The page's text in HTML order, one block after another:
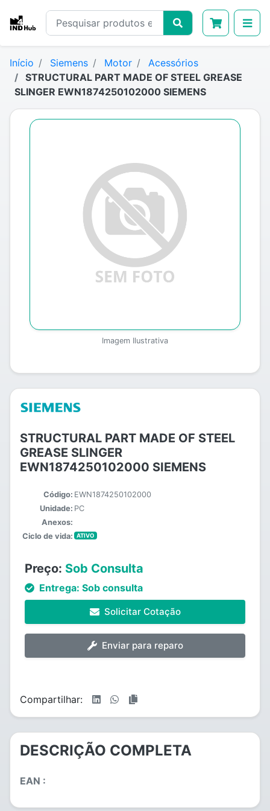
Início Siemens Motor
Acessórios
STRUCTURAL PART MADE OF STEEL GREASE
SLINGER EWN1874250102000 SIEMENS
Imagem Ilustrativa
STRUCTURAL PART MADE OF STEEL
GREASE SLINGER
EWN1874250102000 SIEMENS
Código: EWN1874250102000
Unidade: PC
Anexos:
Ciclo de vida:
ATIVO
Preço: Sob Consulta
Entrega: Sob consulta
Solicitar Cotação
Enviar para reparo
Compartilhar:
DESCRIÇÃO COMPLETA
EAN :